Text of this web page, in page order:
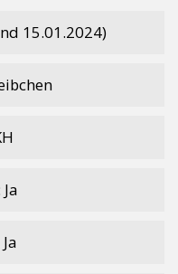
15.01.2024)